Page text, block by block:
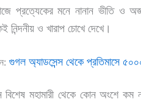
প্রত্যেকের মনে নানান ভীতি ও
নিন্দনীয় ও খারাপ চোখে দেখে।
গুগল অ্যাডসেন্স থেকে প্রতিমাসে
বিশেষ মহামারী থেকে কোন অংশে